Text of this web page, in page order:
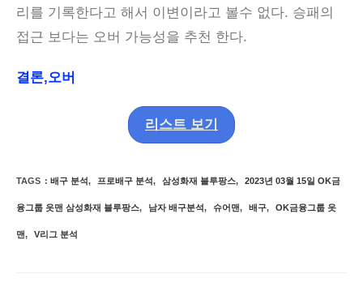
리를 기록한다고 해서 이변이라고 볼수 없다. 승패의
접근 보다는 오버 가능성을 추천 한다.
결론,오버
리스트 보기
TAGS : 배구 분석, 프로배구 분석, 삼성화재 블루팡스, 2023년 03월 15일 OK금
융그룹 읏맨 삼성화재 블루팡스, 남자 배구분석, 슈어맨, 배구, OK금융그룹 읏
맨, V리그 분석